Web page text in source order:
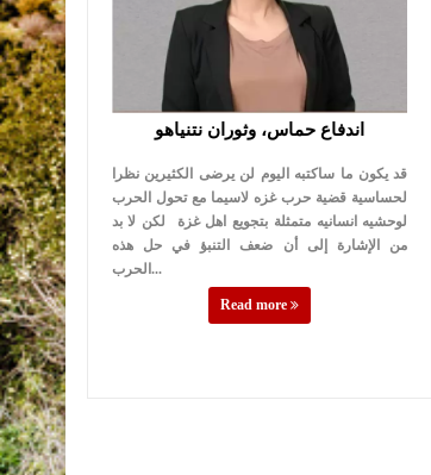
اندفاع حماس، وثوران نتنياهو
قد يكون ما ساكتبه اليوم لن يرضى الكثيرين نظرا
لحساسية قضية حرب غزه لاسيما مع تحول الحرب
لوحشيه انسانيه متمثلة بتجويع اهل غزة لكن لا بد
من الإشارة إلى أن ضعف التنبؤ في حل هذه
الحرب...
Read more